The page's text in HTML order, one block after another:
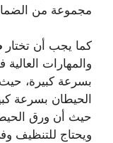
مجموعة من
كما يجب أن تختار
والمهارات
بسرعة كبيرة،
الحيطان بسرعة
حيث أن ورق
ويحتاج للتنظيف